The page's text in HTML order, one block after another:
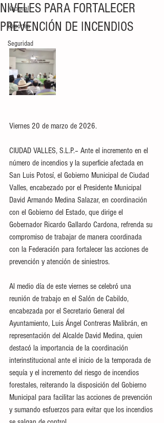
Nacional
Deportes
Seguridad
NIVELES PARA FORTALECER
PREVENCIÓN DE INCENDIOS
Viernes 20 de marzo de 2026.
CIUDAD VALLES, S.L.P.– Ante el incremento en el
número de incendios y la superficie afectada en
San Luis Potosí, el Gobierno Municipal de Ciudad
Valles, encabezado por el Presidente Municipal
David Armando Medina Salazar, en coordinación
con el Gobierno del Estado, que dirige el
Gobernador Ricardo Gallardo Cardona, refrenda su
compromiso de trabajar de manera coordinada
con la Federación para fortalecer las acciones de
prevención y atención de siniestros.
Al medio día de este viernes se celebró una
reunión de trabajo en el Salón de Cabildo,
encabezada por el Secretario General del
Ayuntamiento, Luis Ángel Contreras Malibrán, en
representación del Alcalde David Medina, quien
destacó la importancia de la coordinación
interinstitucional ante el inicio de la temporada de
sequía y el incremento del riesgo de incendios
forestales, reiterando la disposición del Gobierno
Municipal para facilitar las acciones de prevención
y sumando esfuerzos para evitar que los incendios